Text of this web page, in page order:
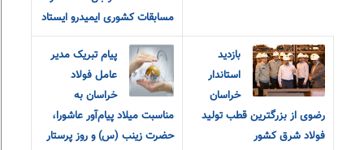
مسابقات کشوری ایمیدرو ایستاد
بازدید
استاندار
خراسان
رضوی از بزرگترین قطب تولید
فولاد شرق کشور
پیام تبریک مدیر
عامل فولاد
خراسان به
مناسبت میلاد پیام‌آور عاشورا،
حضرت زینب (س) و روز پرستار